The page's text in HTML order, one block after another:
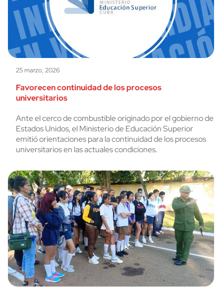
25 marzo, 2026
Favorecen continuidad de los procesos
universitarios
Ante el cerco de combustible originado por el gobierno de
Estados Unidos, el Ministerio de Educación Superior
emitió orientaciones para la continuidad de los procesos
universitarios en las actuales condiciones.